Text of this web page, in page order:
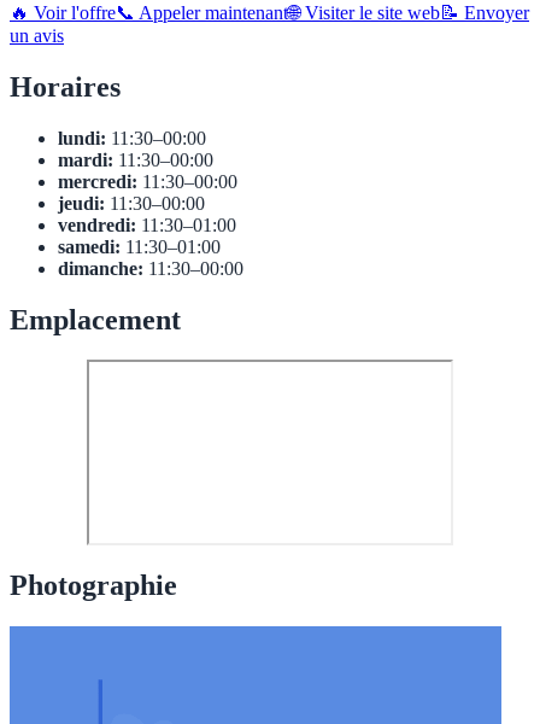
🔥 Voir l'offre📞 Appeler maintenant🌐 Visiter le site web📝 Envoyer
un avis
Horaires
lundi: 11:30–00:00
mardi: 11:30–00:00
mercredi: 11:30–00:00
jeudi: 11:30–00:00
vendredi: 11:30–01:00
samedi: 11:30–01:00
dimanche: 11:30–00:00
Emplacement
Photographie